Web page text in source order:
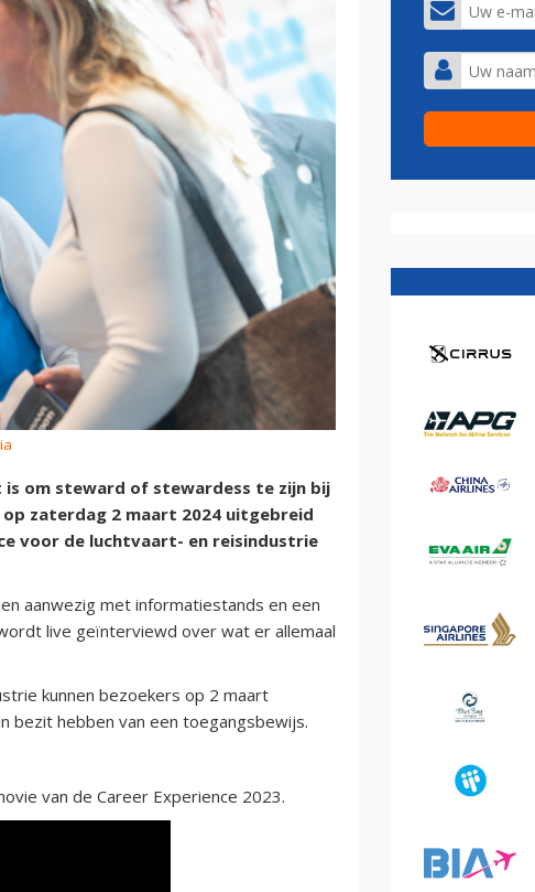
om steward of stewardess te zijn bij
zaterdag 2 maart 2024 uitgebreid
voor de luchtvaart- en reisindustrie
aanwezig met informatiestands en een
live geïnterviewd over wat er allemaal
kunnen bezoekers op 2 maart
bezit hebben van een toegangsbewijs.
van de Career Experience 2023.